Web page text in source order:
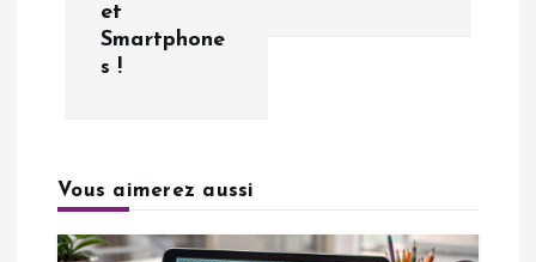
t
et
Smartphone
s !
Vous aimerez aussi